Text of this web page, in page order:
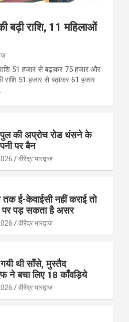
बढ़ी राशि, 11 महिलाओं
51 हजार से बढ़ाकर 75 हजार और
राशि 51 हजार से बढ़ाकर 61 हजार
पुल की अप्रोच रोड धंसने के
पर बैन
वीरेंद्र भारद्वाज
ई-केवाईसी नहीं कराई तो
पर पड़ सकता है असर
वीरेंद्र भारद्वाज
थी साँसे, मुस्तैद
ने बचा लिए 18 काँवड़िये
वीरेंद्र भारद्वाज